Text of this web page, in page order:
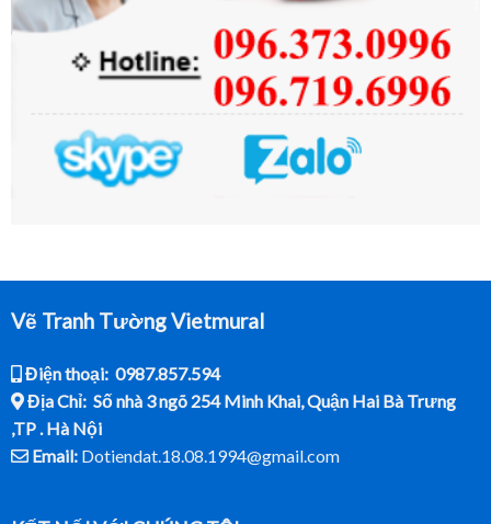
Vẽ Tranh Tường Vietmural
Điện thoại: 0987.857.594
Địa Chỉ: Số nhà 3 ngõ 254 Minh Khai, Quận Hai Bà Trưng
,TP . Hà Nội
Email:Dotiendat.18.08.1994@gmail.com